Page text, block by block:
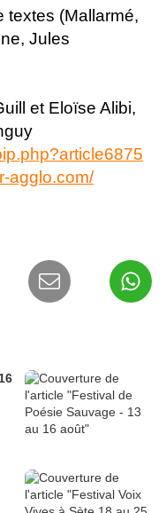
textes (Mallarmé,
Jules
et Eloïse Alibi,
agglo.com/